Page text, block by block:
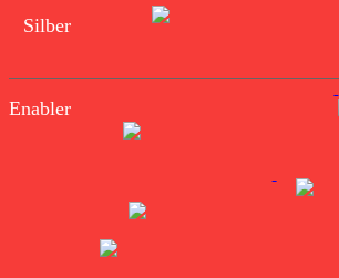
Silber
Enabler